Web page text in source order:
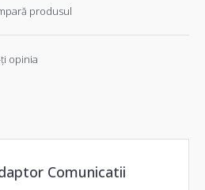
produsul
opinia
Comunicatii